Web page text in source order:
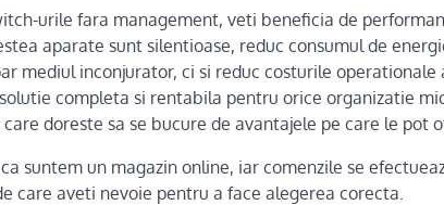
urile fara management, veti beneficia de
aparate sunt silentioase, reduc consumul de
mediul inconjurator, ci si reduc costurile
completa si rentabila pentru orice organizatie
doreste sa se bucure de avantajele pe care le pot
suntem un magazin online, iar comenzile se
care aveti nevoie pentru a face alegerea corecta.